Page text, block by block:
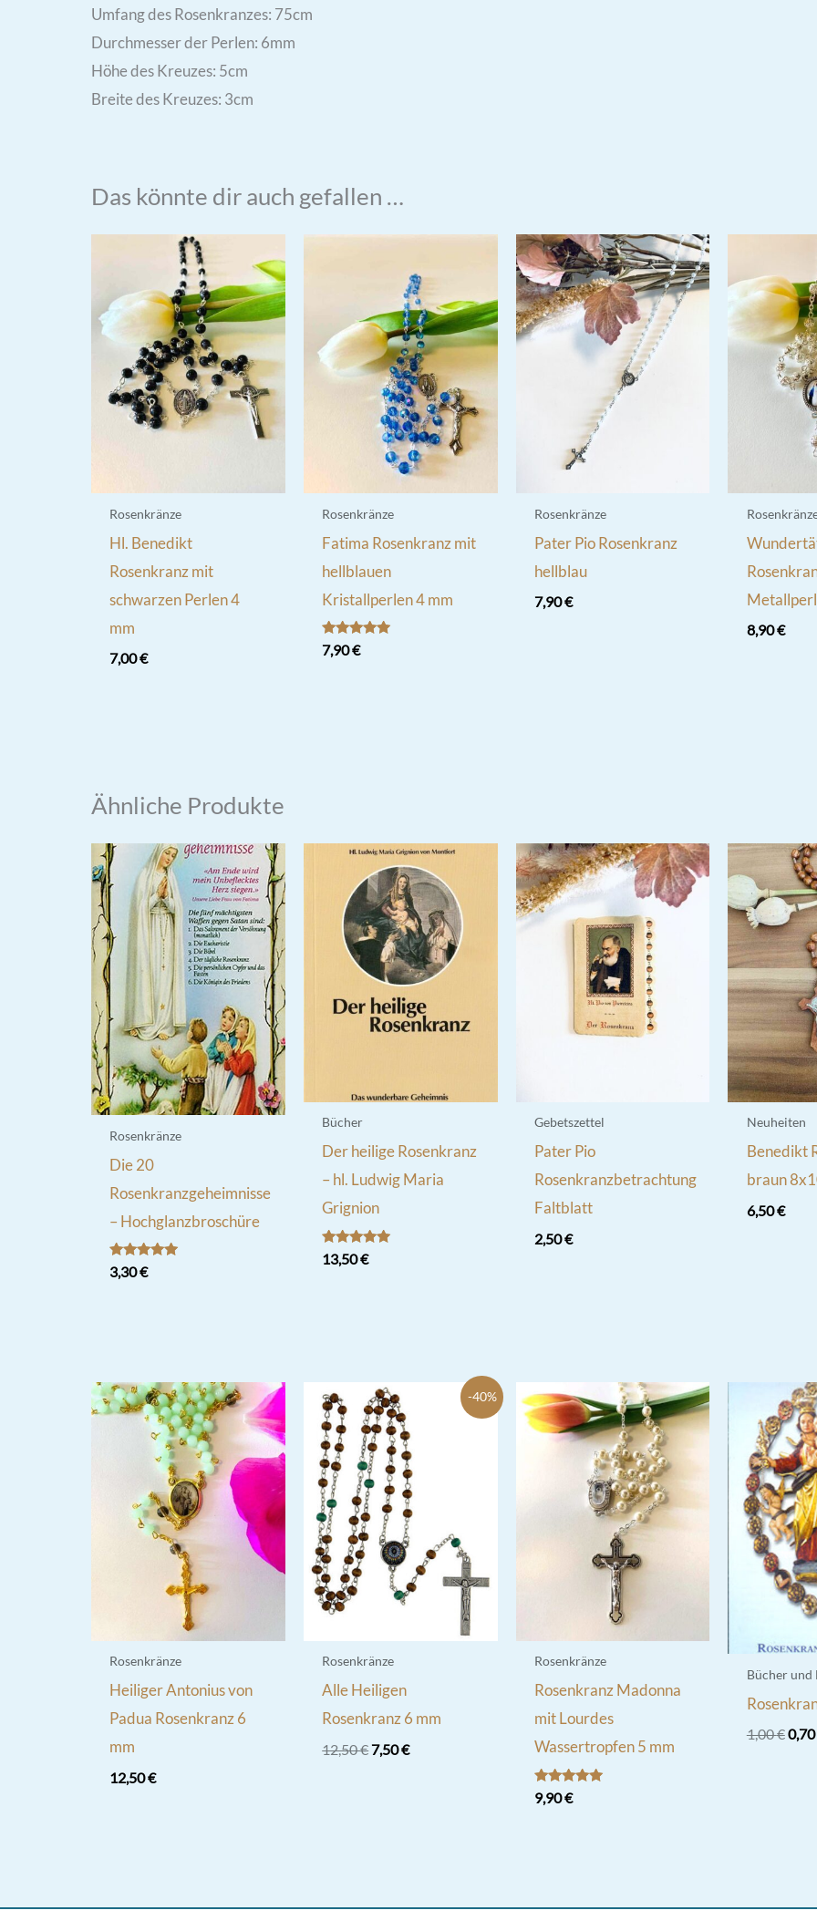
Umfang des Rosenkranzes: 75cm
Durchmesser der Perlen: 6mm
Höhe des Kreuzes: 5cm
Breite des Kreuzes: 3cm
Das könnte dir auch gefallen …
Rosenkränze
Hl. Benedikt
Rosenkranz mit
schwarzen Perlen 4
mm
7,00€
Rosenkränze
Fatima Rosenkranz mit
hellblauen
Kristallperlen 4 mm
Bewertet
mit
7,90€
Rosenkränze
Pater Pio Rosenkranz
hellblau
7,90€
8,90€
Ähnliche Produkte
Rosenkränze
Die 20
Rosenkranzgeheimnisse
– Hochglanzbroschüre
Bewertet
mit
3,30€
Bücher
Der heilige Rosenkranz
– hl. Ludwig Maria
Grignion
Bewertet
mit
13,50€
Gebetszettel
Pater Pio
Rosenkranzbetrachtung
Faltblatt
2,50€
Neuheiten
Benedikt
braun
6,50€
Rosenkränze
Heiliger Antonius von
Padua Rosenkranz 6
mm
12,50€
-40%
Rosenkränze
Alle Heiligen
Rosenkranz 6 mm
12,50€ Ursprünglicher
7,50€Aktueller
Rosenkränze
Rosenkranz Madonna
mit Lourdes
Wassertropfen 5 mm
Bewertet
mit
9,90€
Bücher und
1,00€0,70